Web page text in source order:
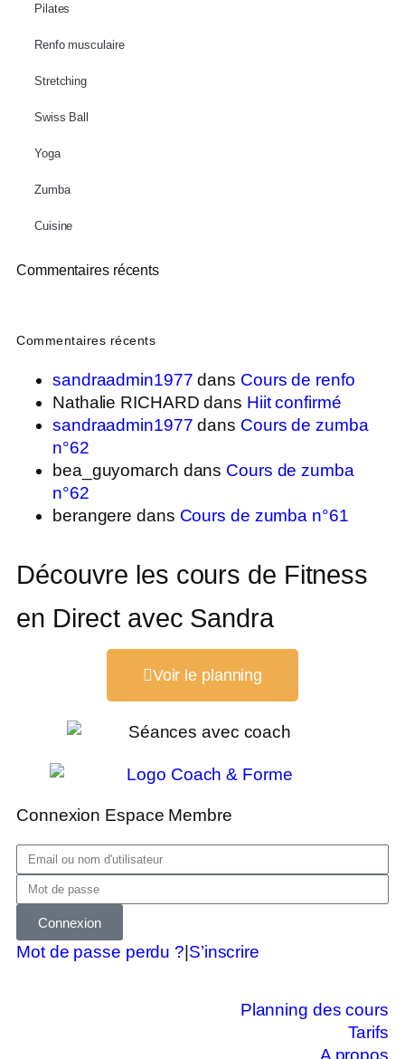
Pilates
Renfo musculaire
Stretching
Swiss Ball
Yoga
Zumba
Cuisine
Commentaires récents
Commentaires récents
sandraadmin1977 dans Cours de renfo
Nathalie RICHARD dans Hiit confirmé
sandraadmin1977 dans Cours de zumba
n°62
bea_guyomarch dans Cours de zumba
n°62
berangere dans Cours de zumba n°61
Découvre les cours de Fitness
en Direct avec Sandra
Voir le planning
Connexion Espace Membre
Connexion
Mot de passe perdu ? S’inscrire
Planning des cours
Tarifs
A propos